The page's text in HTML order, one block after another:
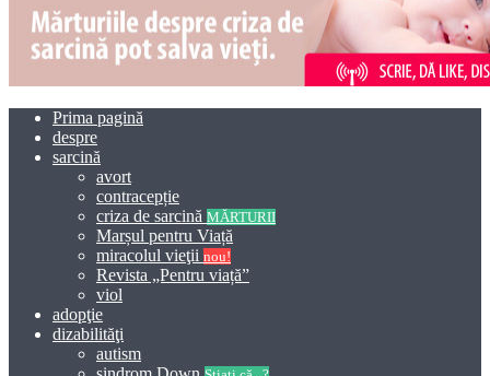
Prima pagină
despre
sarcină
avort
contracepție
criza de sarcină MĂRTURII
Marșul pentru Viață
miracolul vieţii nou!
Revista „Pentru viață”
viol
adopţie
dizabilităţi
autism